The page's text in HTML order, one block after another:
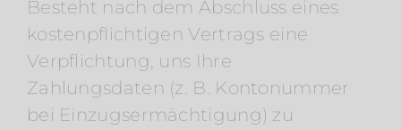
Besteht nach dem Abschluss eines
kostenpflichtigen Vertrags eine
Verpflichtung, uns Ihre
Zahlungsdaten (z. B. Kontonummer
bei Einzugsermächtigung) zu